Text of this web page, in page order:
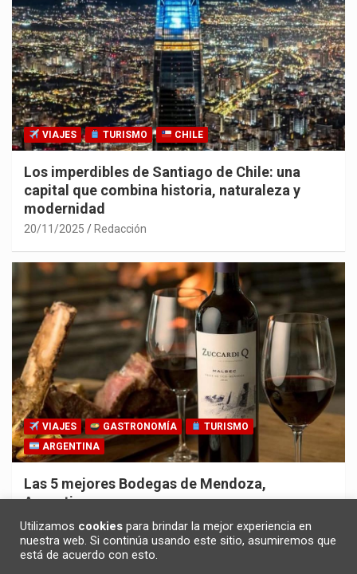
VIAJES TURISMO CHILE
Los imperdibles de Santiago de Chile: una
capital que combina historia, naturaleza y
modernidad
20/11/2025 Redacción
VIAJES GASTRONOMÍA
TURISMO
ARGENTINA
Las 5 mejores Bodegas de Mendoza,
Argentina
30/10/2025 Redacción
Utilizamos cookies para brindar la mejor experiencia en
nuestra web. Si continúa usando este sitio, asumiremos que
está de acuerdo con esto.